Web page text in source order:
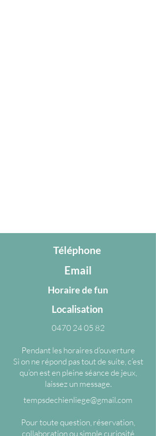
Téléphone
Email
Horaire de fun
Localisation
0470 24 05 82
Pendant les horaires d’ouverture
Si on ne répond pas tout de suite, c’est
qu’on est en pleine séance de jeux,
laissez un message.
tempsdechienliege@gmail.com
Pour toute question, réservation,
collaboration ou simple curiosité